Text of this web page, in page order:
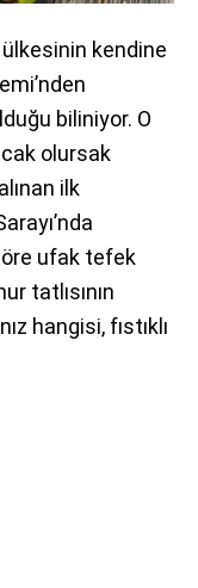
kendine
biliniyor. O
olursak
ilk
ufak tefek
tatlısının
hangisi, fıstıklı